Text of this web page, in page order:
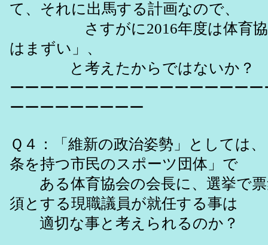
て、それに出馬する計画なので、
さすがに2016年度は体育協
はまずい」、
と考えたからではないか？
ーーーーーーーーーーーーーーーー
ーーーーーーーーー
Ｑ４：「維新の政治姿勢」としては
条を持つ市民のスポーツ団体」で
ある体育協会の会長に、選挙で票
須とする現職議員が就任する事は
適切な事と考えられるのか？